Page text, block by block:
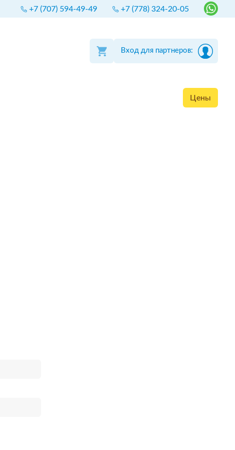
+7 (707) 594-49-49 +7 (778) 324-20-05
Вход для партнеров:
Цены